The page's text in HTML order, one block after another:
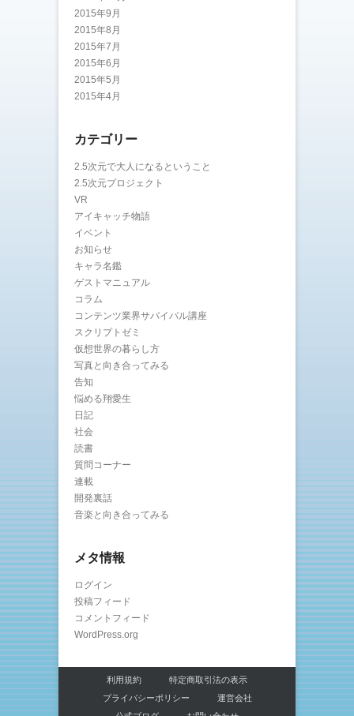
2015年9月
2015年8月
2015年7月
2015年6月
2015年5月
2015年4月
カテゴリー
2.5次元で大人になるということ
2.5次元プロジェクト
VR
アイキャッチ物語
イベント
お知らせ
キャラ名鑑
ゲストマニュアル
コラム
コンテンツ業界サバイバル講座
スクリプトゼミ
仮想世界の暮らし方
写真と向き合ってみる
告知
悩める翔愛生
日記
社会
読書
質問コーナー
連載
開発裏話
音楽と向き合ってみる
メタ情報
ログイン
投稿フィード
コメントフィード
WordPress.org
利用規約
特定商取引法の表示
プライバシーポリシー
運営会社